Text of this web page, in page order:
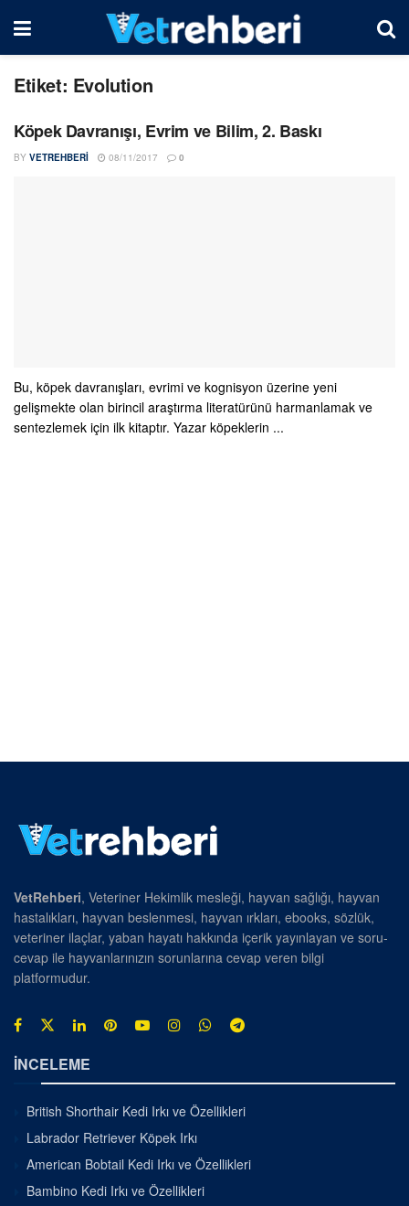
Etiket: Evolution
Köpek Davranışı, Evrim ve Bilim, 2. Baskı
BY VETREHBERI 08/11/2017 0
Bu, köpek davranışları, evrimi ve kognisyon üzerine yeni
gelişmekte olan birincil araştırma literatürünü harmanlamak ve
sentezlemek için ilk kitaptır. Yazar köpeklerin ...
VetRehberi, Veteriner Hekimlik mesleği, hayvan sağlığı, hayvan
hastalıkları, hayvan beslenmesi, hayvan ırkları, ebooks, sözlük,
veteriner ilaçlar, yaban hayatı hakkında içerik yayınlayan ve soru-
cevap ile hayvanlarınızın sorunlarına cevap veren bilgi
platformudur.
İNCELEME
British Shorthair Kedi Irkı ve Özellikleri
Labrador Retriever Köpek Irkı
American Bobtail Kedi Irkı ve Özellikleri
Bambino Kedi Irkı ve Özellikleri